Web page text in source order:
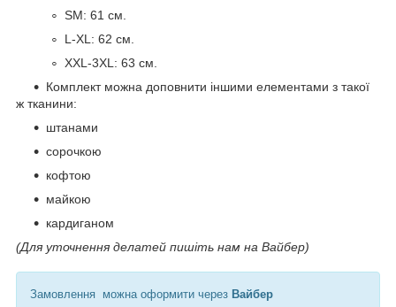
SM: 61 см.
L-XL: 62 см.
XXL-3XL: 63 см.
Комплект можна доповнити іншими елементами з такої
ж тканини:
штанами
сорочкою
кофтою
майкою
кардиганом
(Для уточнення делатей пишіть нам на Вайбер)
Замовлення можна оформити через Вайбер